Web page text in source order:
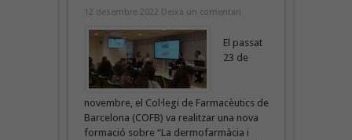
12 desembre 2022 Deixa un comentari
El passat
23 de
novembre, el Col·legi de Farmacèutics de
Barcelona (COFB) va realitzar una nova
formació sobre “La dermofarmàcia i